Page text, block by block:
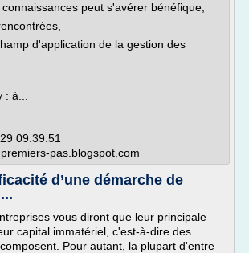
peut s'avérer bénéfique,
d'application de la gestion des
à...
09:39:51
pas.blogspot.com
d’une démarche de
vous diront que leur principale
capital immatériel, c'est-à-dire des
Pour autant, la plupart d'entre